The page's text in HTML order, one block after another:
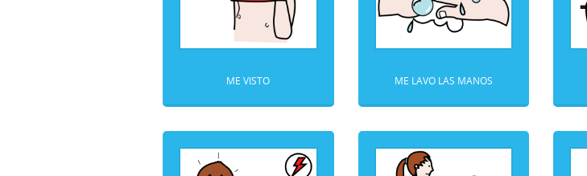
ME VISTO ME LAVO LAS MANOS